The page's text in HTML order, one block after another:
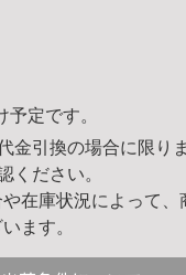
定です。
金引換の場合に限り
ください。
在庫状況によって、
ます。